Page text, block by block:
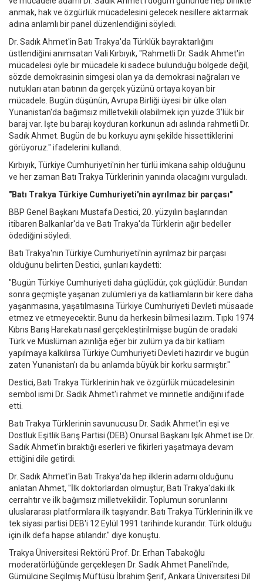
anmak, hak ve özgürlük mücadelesini gelecek nesillere aktarmak
adına anlamlı bir panel düzenlendiğini söyledi.
Dr. Sadık Ahmet'in Batı Trakya'da Türklük bayraktarlığını
üstlendiğini anımsatan Vali Kırbıyık, "Rahmetli Dr. Sadık Ahmet'in
mücadelesi öyle bir mücadele ki sadece bulunduğu bölgede değil,
sözde demokrasinin simgesi olan ya da demokrasi nağraları ve
nutukları atan batının da gerçek yüzünü ortaya koyan bir
mücadele. Bugün düşünün, Avrupa Birliği üyesi bir ülke olan
Yunanistan'da bağımsız milletvekili olabilmek için yüzde 3'lük bir
baraj var. İşte bu barajı koyduran korkunun adı aslında rahmetli Dr.
Sadık Ahmet. Bugün de bu korkuyu aynı şekilde hissettiklerini
görüyoruz." ifadelerini kullandı.
Kırbıyık, Türkiye Cumhuriyeti'nin her türlü imkana sahip olduğunu
ve her zaman Batı Trakya Türklerinin yanında olacağını vurguladı.
"Batı Trakya Türkiye Cumhuriyeti'nin ayrılmaz bir parçası"
BBP Genel Başkanı Mustafa Destici, 20. yüzyılın başlarından
itibaren Balkanlar'da ve Batı Trakya'da Türklerin ağır bedeller
ödediğini söyledi.
Batı Trakya'nın Türkiye Cumhuriyeti'nin ayrılmaz bir parçası
olduğunu belirten Destici, şunları kaydetti:
"Bugün Türkiye Cumhuriyeti daha güçlüdür, çok güçlüdür. Bundan
sonra geçmişte yaşanan zulümleri ya da katliamların bir kere daha
yaşanmasına, yaşatılmasına Türkiye Cumhuriyeti Devleti müsaade
etmez ve etmeyecektir. Bunu da herkesin bilmesi lazım. Tıpkı 1974
Kıbrıs Barış Harekatı nasıl gerçekleştirilmişse bugün de oradaki
Türk ve Müslüman azınlığa eğer bir zulüm ya da bir katliam
yapılmaya kalkılırsa Türkiye Cumhuriyeti Devleti hazırdır ve bugün
zaten Yunanistan'ı da bu anlamda büyük bir korku sarmıştır."
Destici, Batı Trakya Türklerinin hak ve özgürlük mücadelesinin
sembol ismi Dr. Sadık Ahmet'i rahmet ve minnetle andığını ifade
etti.
Batı Trakya Türklerinin savunucusu Dr. Sadık Ahmet'in eşi ve
Dostluk Eşitlik Barış Partisi (DEB) Onursal Başkanı Işık Ahmet ise Dr.
Sadık Ahmet'in bıraktığı eserleri ve fikirleri yaşatmaya devam
ettiğini dile getirdi.
Dr. Sadık Ahmet'in Batı Trakya'da hep ilklerin adamı olduğunu
anlatan Ahmet, "İlk doktorlardan olmuştur, Batı Trakya'daki ilk
cerrahtır ve ilk bağımsız milletvekilidir. Toplumun sorunlarını
uluslararası platformlara ilk taşıyandır. Batı Trakya Türklerinin ilk ve
tek siyasi partisi DEB'i 12 Eylül 1991 tarihinde kurandır. Türk olduğu
için ilk defa hapse atılandır." diye konuştu.
Trakya Üniversitesi Rektörü Prof. Dr. Erhan Tabakoğlu
moderatörlüğünde gerçekleşen Dr. Sadık Ahmet Paneli'nde,
Gümülcine Seçilmiş Müftüsü İbrahim Şerif, Ankara Üniversitesi Dil